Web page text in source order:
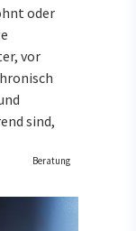
oder
vor
sind,
Beratung